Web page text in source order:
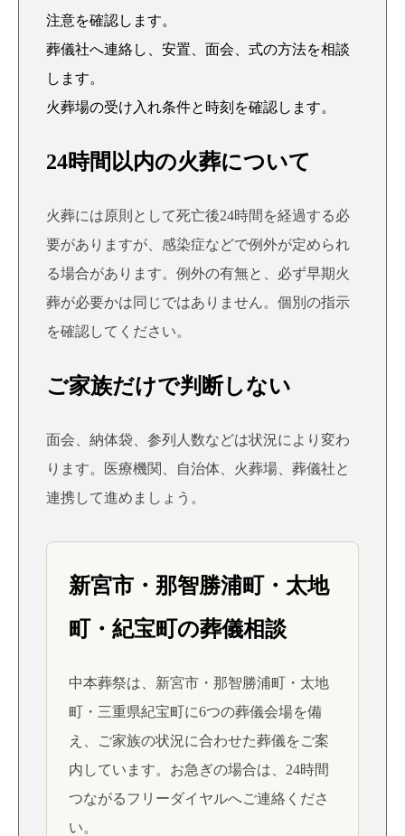
注意を確認します。
葬儀社へ連絡し、安置、面会、式の方法を相談
します。
火葬場の受け入れ条件と時刻を確認します。
24時間以内の火葬について
火葬には原則として死亡後24時間を経過する必
要がありますが、感染症などで例外が定められ
る場合があります。例外の有無と、必ず早期火
葬が必要かは同じではありません。個別の指示
を確認してください。
ご家族だけで判断しない
面会、納体袋、参列人数などは状況により変わ
ります。医療機関、自治体、火葬場、葬儀社と
連携して進めましょう。
新宮市・那智勝浦町・太地
町・紀宝町の葬儀相談
中本葬祭は、新宮市・那智勝浦町・太地
町・三重県紀宝町に6つの葬儀会場を備
え、ご家族の状況に合わせた葬儀をご案
内しています。お急ぎの場合は、24時間
つながるフリーダイヤルへご連絡くださ
い。